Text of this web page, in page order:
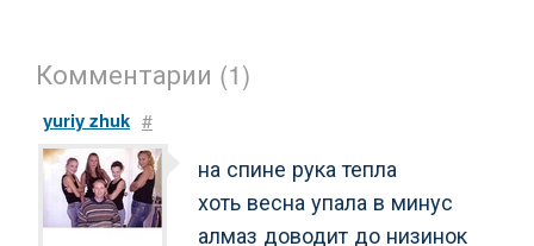
Комментарии (1)
yuriy zhuk #
на спине рука тепла
хоть весна упала в минус
алмаз доводит до низинок